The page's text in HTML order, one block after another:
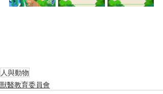
人與動物
獸醫教育委員會